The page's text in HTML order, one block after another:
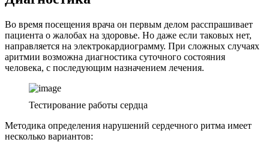
Во время посещения врача он первым делом расспрашивает
пациента о жалобах на здоровье. Но даже если таковых нет,
направляется на электрокардиограмму. При сложных случаях
аритмии возможна диагностика суточного состояния
человека, с последующим назначением лечения.
Тестирование работы сердца
Методика определения нарушений сердечного ритма имеет
несколько вариантов: